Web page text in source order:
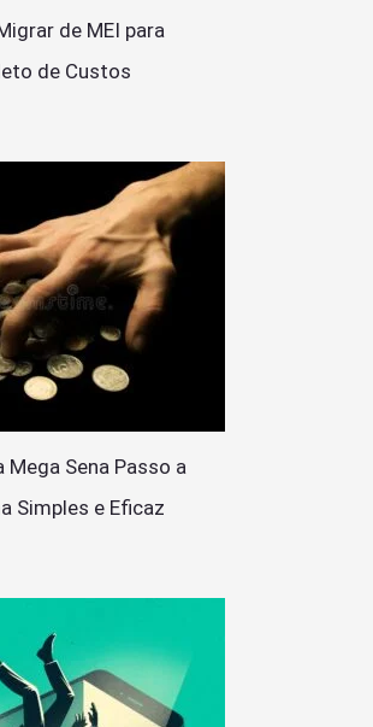
de MEI para
de Custos
Sena Passo a
Simples e Eficaz